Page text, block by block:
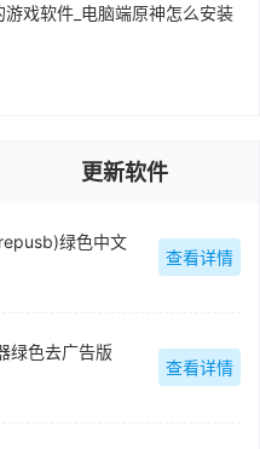
戏软件_电脑端原神怎么安装
更新软件
绿色中文
查看详情
绿色去广告版
查看详情